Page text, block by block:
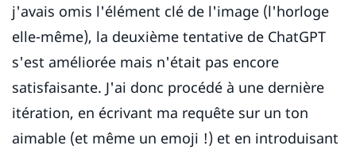
j'avais omis l'élément clé de l'image (l'horloge
elle-même), la deuxième tentative de ChatGPT
s'est améliorée mais n'était pas encore
satisfaisante. J'ai donc procédé à une dernière
itération, en écrivant ma requête sur un ton
aimable (et même un emoji !) et en introduisant